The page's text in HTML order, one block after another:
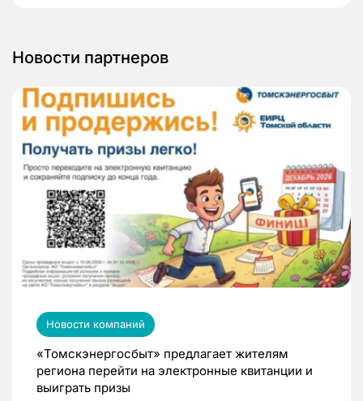
Новости партнеров
Новости компаний
«Томскэнергосбыт» предлагает жителям
региона перейти на электронные квитанции и
выиграть призы